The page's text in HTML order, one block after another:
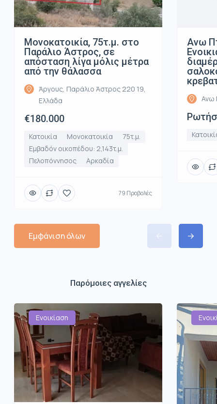
Μονοκατοικία, 75τ.μ. στο
Παράλιο Άστρος, σε
απόσταση λίγα μόλις μέτρα
από την θάλασσα
Άργους, Παράλιο Άστρος 220 19,
Ελλάδα
€180.000
Κατοικία Μονοκατοικία
75τ.μ.
Εμβαδόν οικοπέδου: 2,143τ.μ.
Πελοπόννησος
Αρκαδία
79 Προβολές
Ανω
Ανω
Εμφάνιση όλων
Παρόμοιες αγγελίες
Ενοικίαση